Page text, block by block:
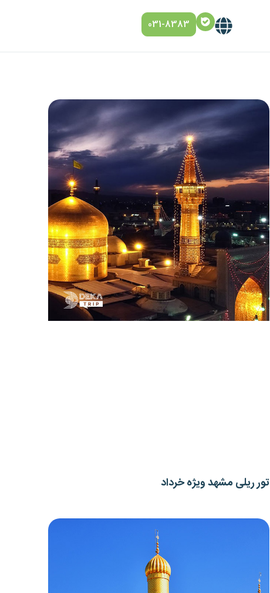
031-8383
تور ریلی مشهد ویژه خرداد